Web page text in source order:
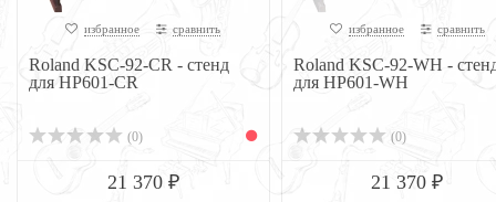
избранное сравнить
Roland KSC-92-CR - стенд
для HP601-CR
(0)
21 370 ₽
избранное сравнить
Roland KSC-92-WH -
для HP601-WH
(0)
21 370 ₽